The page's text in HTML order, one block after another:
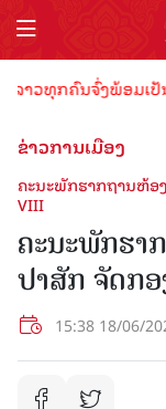
ທຸກຄົນຈົ່ງພ້ອມເປັນ
ຂ່າວການເມືອງ
ຄະນະພັກຮາກຖານຫ້ອ
VIII
ຄະນະພັກຮາ
ປາສັກ ຈັດກ
15:38 18/06/